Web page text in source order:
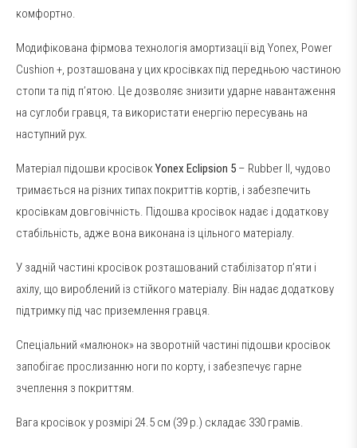
комфортно.
Модифікована фірмова технологія амортизації від Yonex, Power
Cushion +, розташована у цих кросівках під передньою частиною
стопи та під п’ятою. Це дозволяє знизити ударне навантаження
на суглоби гравця, та використати енергію пересувань на
наступний рух.
Матеріал підошви кросівок Yonex Eclipsion 5 – Rubber II, чудово
тримається на різних типах покриттів кортів, і забезпечить
кросівкам довговічність. Підошва кросівок надає і додаткову
стабільність, адже вона виконана із цільного матеріалу.
У задній частині кросівок розташований стабілізатор п’яти і
ахілу, що вироблений із стійкого матеріалу. Він надає додаткову
підтримку під час приземлення гравця.
Спеціальний «малюнок» на зворотній частині підошви кросівок
запобігає прослизанню ноги по корту, і забезпечує гарне
зчеплення з покриттям.
Вага кросівок у розмірі 24.5 см (39 р.) складає 330 грамів.